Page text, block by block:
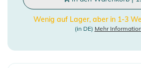
Wenig auf Lager, aber in 1-3
(in DE) Mehr